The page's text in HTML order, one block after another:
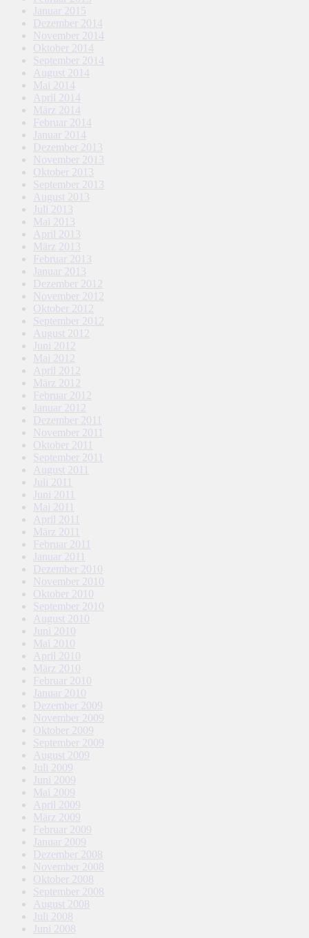
Januar 2015
Dezember 2014
November 2014
Oktober 2014
September 2014
August 2014
Mai 2014
April 2014
März 2014
Februar 2014
Januar 2014
Dezember 2013
November 2013
Oktober 2013
September 2013
August 2013
Juli 2013
Mai 2013
April 2013
März 2013
Februar 2013
Januar 2013
Dezember 2012
November 2012
Oktober 2012
September 2012
August 2012
Juni 2012
Mai 2012
April 2012
März 2012
Februar 2012
Januar 2012
Dezember 2011
November 2011
Oktober 2011
September 2011
August 2011
Juli 2011
Juni 2011
Mai 2011
April 2011
März 2011
Februar 2011
Januar 2011
Dezember 2010
November 2010
Oktober 2010
September 2010
August 2010
Juni 2010
Mai 2010
April 2010
März 2010
Februar 2010
Januar 2010
Dezember 2009
November 2009
Oktober 2009
September 2009
August 2009
Juli 2009
Juni 2009
Mai 2009
April 2009
März 2009
Februar 2009
Januar 2009
Dezember 2008
November 2008
Oktober 2008
September 2008
August 2008
Juli 2008
Juni 2008